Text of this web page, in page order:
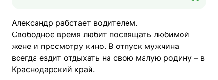
Александр работает водителем.
Свободное время любит посвящать любимой
жене и просмотру кино. В отпуск мужчина
всегда ездит отдыхать на свою малую родину – в
Краснодарский край.